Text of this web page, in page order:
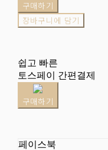
구매하기
장바구니에 담기
쉽고 빠른
토스페이 간편결제
구매하기
페이스북